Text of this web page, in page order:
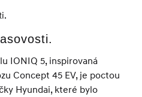
IONIQ 5, inspirovaná
Concept 45 EV, je poctou
Hyundai, které bylo